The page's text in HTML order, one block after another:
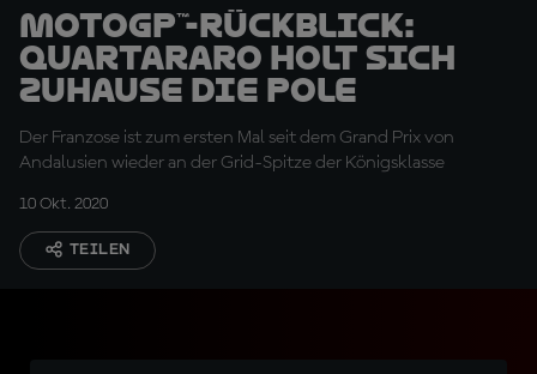
MotoGP™-Rückblick:
Quartararo holt sich
zuhause die Pole
Der Franzose ist zum ersten Mal seit dem Grand Prix von
Andalusien wieder an der Grid-Spitze der Königsklasse
10 Okt. 2020
TEILEN